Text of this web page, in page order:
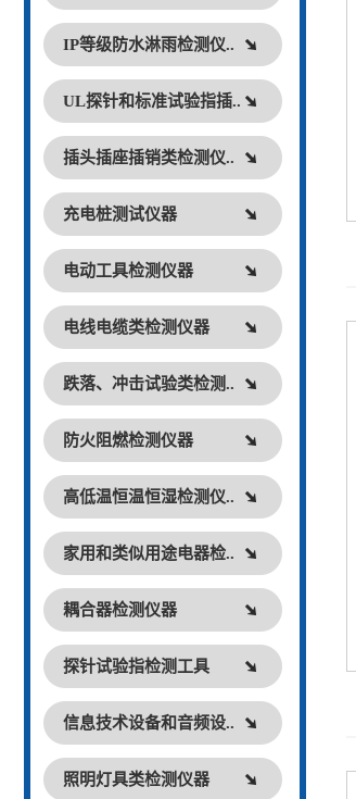
IP等级防水淋雨检测仪..
UL探针和标准试验指插..
插头插座插销类检测仪..
充电桩测试仪器
电动工具检测仪器
电线电缆类检测仪器
跌落、冲击试验类检测..
防火阻燃检测仪器
高低温恒温恒湿检测仪..
家用和类似用途电器检..
耦合器检测仪器
探针试验指检测工具
信息技术设备和音频设..
照明灯具类检测仪器